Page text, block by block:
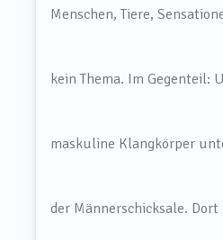
Menschen, Tiere,
kein Thema. Im Gegenteil:
maskuline Klangkörper
der Männerschicksale.